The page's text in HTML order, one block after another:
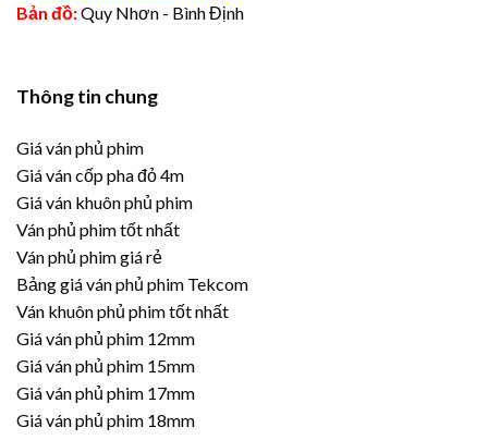
Bản đồ:Quy Nhơn - Bình Định
Thông tin chung
Giá ván phủ phim
Giá ván cốp pha đỏ 4m
Giá ván khuôn phủ phim
Ván phủ phim tốt nhất
Ván phủ phim giá rẻ
Bảng giá ván phủ phim Tekcom
Ván khuôn phủ phim tốt nhất
Giá ván phủ phim 12mm
Giá ván phủ phim 15mm
Giá ván phủ phim 17mm
Giá ván phủ phim 18mm